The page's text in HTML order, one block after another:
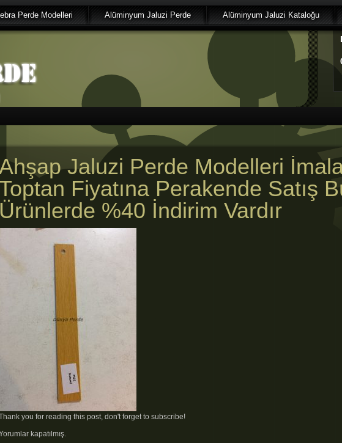
Perde Modelleri Alüminyum Jaluzi Perde Alüminyum Jaluzi Kataloğu
Jaluzi Perde Modelleri
Fiyatına Perakende Satış
Ürünlerde %40 İndirim Vardır
you for reading this post, don't forget to subscribe!
kapatılmış.